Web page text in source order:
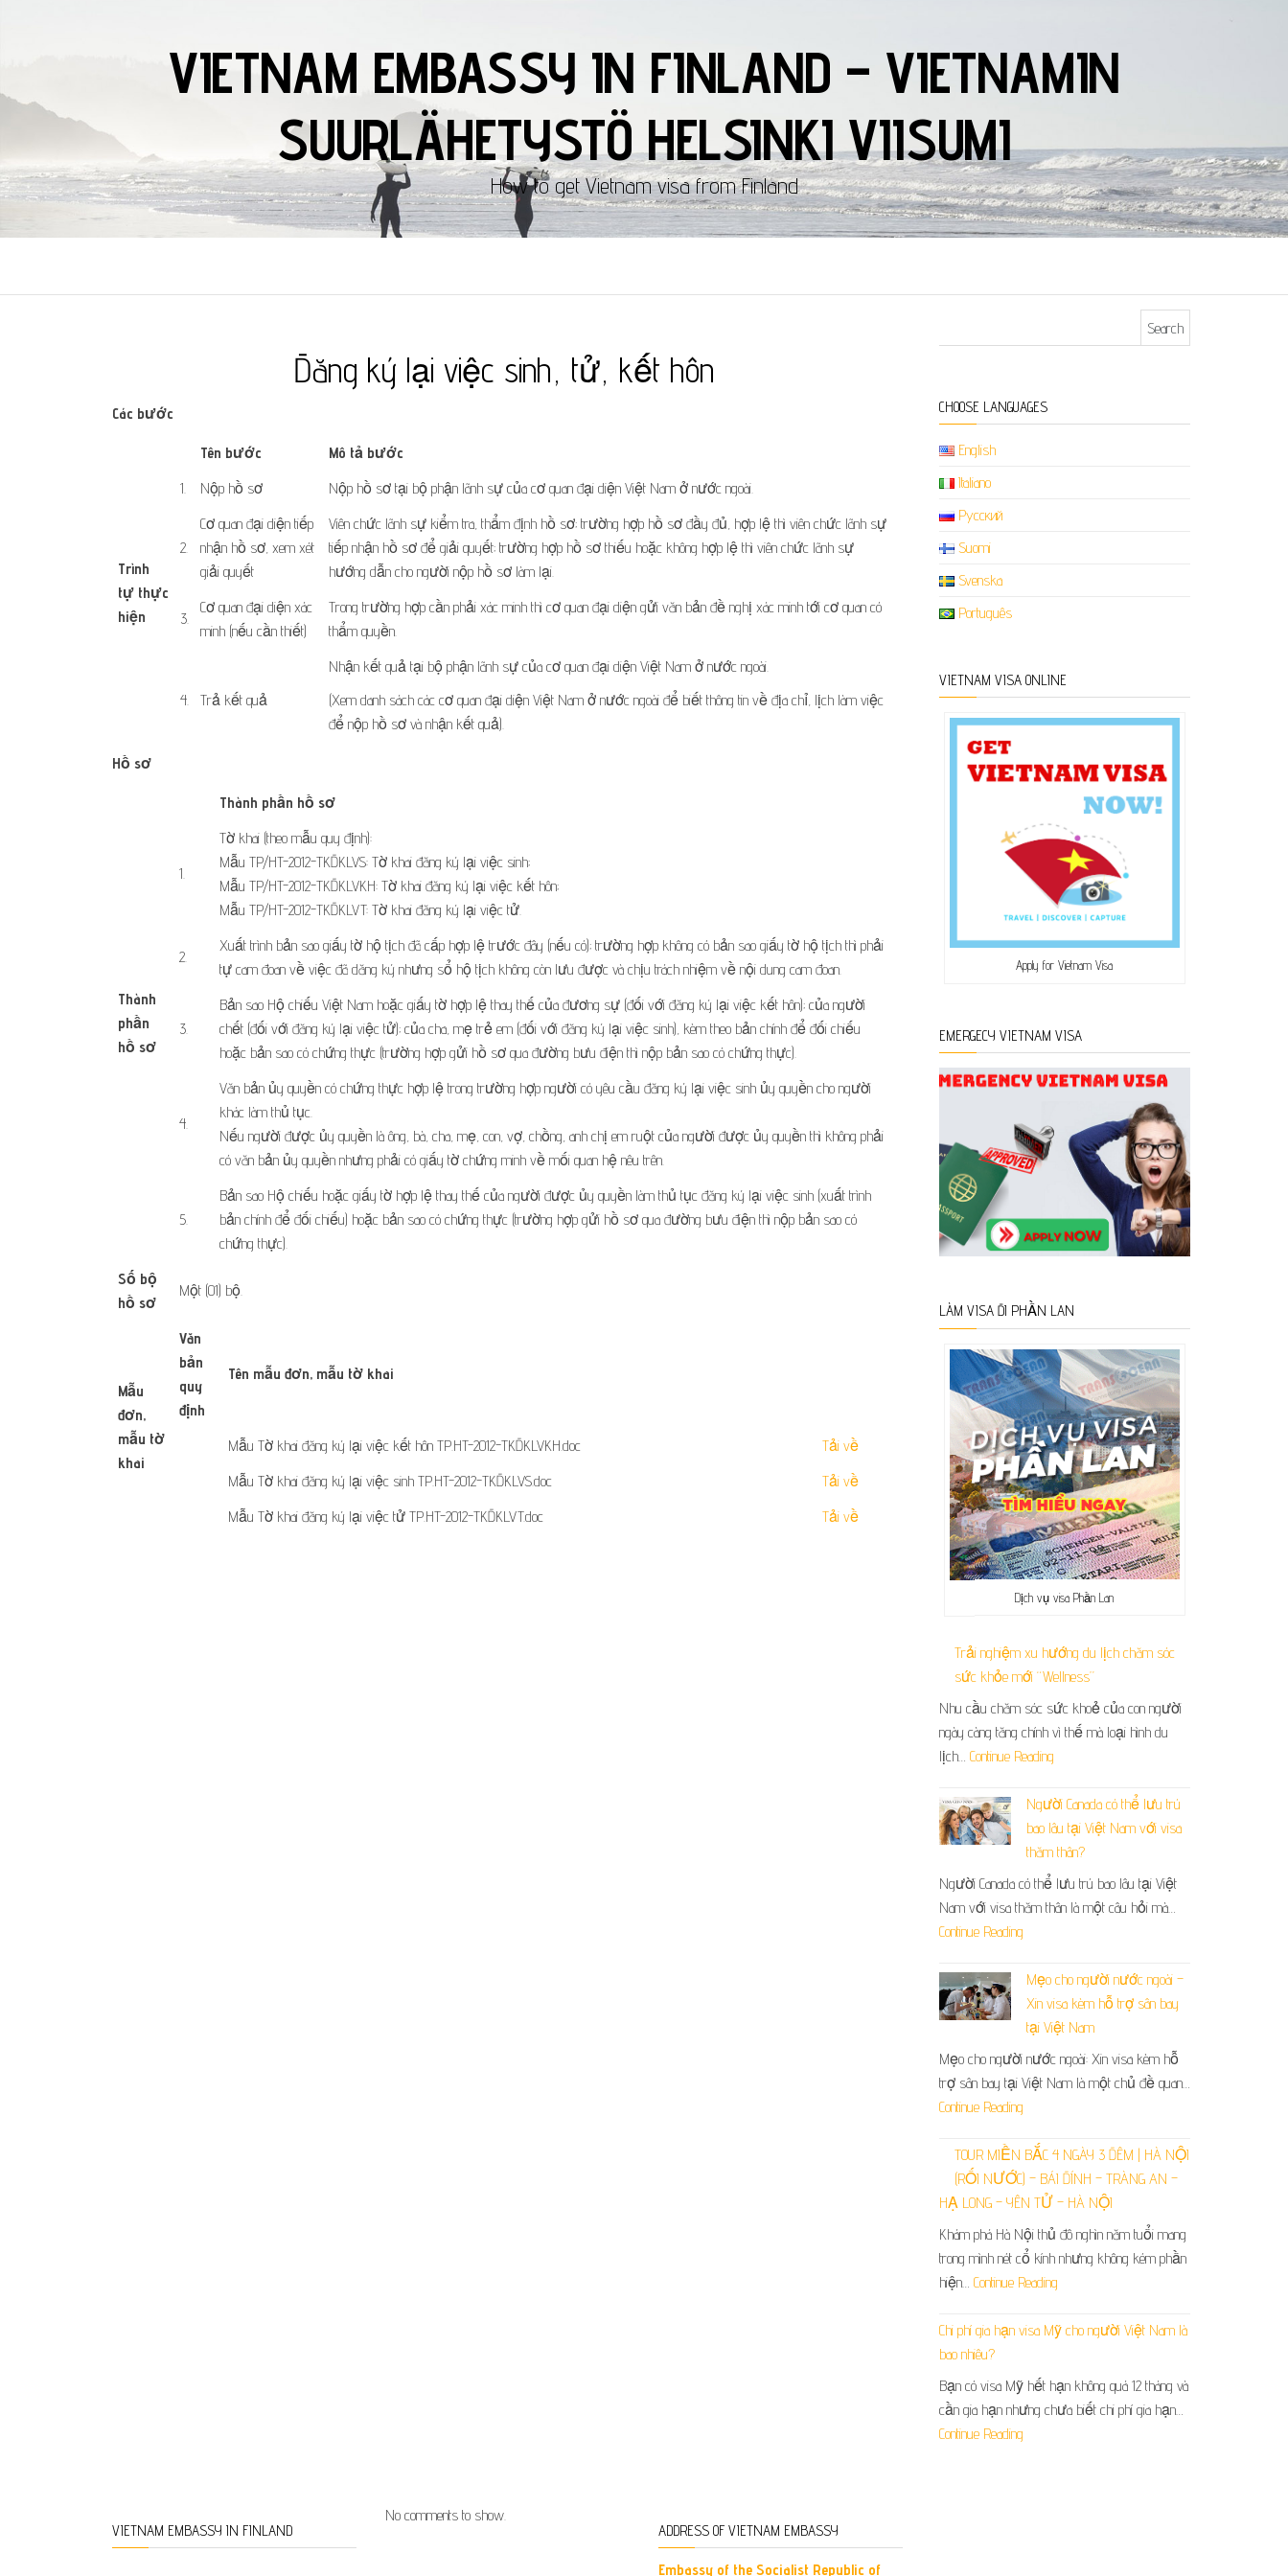
VIETNAM EMBASSY IN FINLAND – VIETNAMIN
SUURLÄHETYSTÖ HELSINKI VIISUMI
How to get Vietnam visa from Finland
Đăng ký lại việc sinh, tử, kết hôn
Các bước
Trình
tự thực
hiện
​Tên bước
Mô tả bước
​1.
​​Nộp hồ sơ ​Nộp hồ sơ tại bộ phận lãnh sự của cơ quan đại diện Việt Nam ở nước ngoài.
​2.
Cơ quan đại diện tiếp
nhận hồ sơ, xem xét
giải quyết
Viên chức lãnh sự kiểm tra, thẩm định hồ sơ; trường hợp hồ sơ đầy đủ, hợp lệ thì viên chức lãnh sự
tiếp nhận hồ sơ để giải quyết; trường hợp hồ sơ thiếu hoặc không hợp lệ thì viên chức lãnh sự
hướng dẫn cho người nộp hồ sơ làm lại.
3.
Cơ quan đại diện xác
minh (nếu cần thiết)
Trong trường hợp cần phải xác minh thì cơ quan đại diện gửi văn bản đề nghị xác minh tới cơ quan có
thẩm quyền.
​4. ​Trả kết quả
​Nhận kết quả tại bộ phận lãnh sự của cơ quan đại diện Việt Nam ở nước ngoài.
(Xem danh sách các cơ quan đại diện Việt Nam ở nước ngoài để biết thông tin về địa chỉ, lịch làm việc
để nộp hồ sơ và nhận kết quả).
Hồ sơ
Thành
phần
hồ sơ
​Thành phần hồ sơ
​1.
Tờ khai (theo mẫu quy định):
Mẫu TP/HT-2012-TKĐKLVS: Tờ khai đăng ký lại việc sinh;
Mẫu TP/HT-2012-TKĐKLVKH: Tờ khai đăng ký lại việc kết hôn;
Mẫu TP/HT-2012-TKĐKLVT: Tờ khai đăng ký lại việc tử.
​2.
Xuất trình bản sao giấy tờ hộ tịch đã cấp hợp lệ trước đây (nếu có); trường hợp không có bản sao giấy tờ hộ tịch thì phải
tự cam đoan về việc đã dăng ký nhưng sổ hộ tịch không còn lưu được và chịu trách nhiệm về nội dung cam đoan.
​3.
Bản sao Hộ chiếu Việt Nam hoặc giấy tờ hợp lệ thay thế của đương sự (đối với đăng ký lại việc kết hôn); của người
chết (đối với đăng ký lại việc tử); của cha, mẹ trẻ em (đối với đăng ký lại việc sinh), kèm theo bản chính để đối chiếu
hoặc bản sao có chứng thực (trường hợp gửi hồ sơ qua đường bưu điện thì nộp bản sao có chứng thực).
​4.
Văn bản ủy quyền có chứng thực hợp lệ trong trường hợp người có yêu cầu đăng ký lại việc sinh ủy quyền cho người
khác làm thủ tục.
Nếu người được ủy quyền là ông, bà, cha, mẹ, con, vợ, chồng, anh chị em ruột của người được ủy quyền thì không phải
có văn bản ủy quyền nhưng phải có giấy tờ chứng minh về mối quan hệ nêu trên.
​5.
Bản sao Hộ chiếu hoặc giấy tờ hợp lệ thay thế của người được ủy quyền làm thủ tục đăng ký lại việc sinh (xuất trình
bản chính để đối chiếu) hoặc bản sao có chứng thực (trường hợp gửi hồ sơ qua đường bưu điện thì nộp bản sao có
chứng thực).
Số bộ
hồ sơ
Một (01) bộ.
Mẫu
đơn,
mẫu tờ
khai
​Văn
bản
quy
định
Tên mẫu đơn, mẫu tờ khai
Mẫu Tờ khai đăng ký lại việc kết hôn TP.HT-2012-TKĐKLVKH.doc
Tải về
Mẫu Tờ khai đăng ký lại việc sinh TP.HT-2012-TKĐKLVS.doc​
Tải về
Mẫu Tờ khai đăng ký lại việc tử TP.HT-2012-TKĐKLVT.doc​
Tải về
CHOOSE LANGUAGES
English
Italiano
Русский
Suomi
Svenska
Português
VIETNAM VISA ONLINE
Apply for Vietnam Visa
EMERGECY VIETNAM VISA
LÀM VISA ĐI PHẦN LAN
Dịch vụ visa Phần Lan
Trải nghiệm xu hướng du lịch chăm sóc
sức khỏe mới “Wellness”
Nhu cầu chăm sóc sức khoẻ của con người
ngày càng tăng chính vì thế mà loại hình du
lịch… Continue Reading
Người Canada có thể lưu trú
bao lâu tại Việt Nam với visa
thăm thân?
Người Canada có thể lưu trú bao lâu tại Việt
Nam với visa thăm thân là một câu hỏi mà…
Continue Reading
Mẹo cho người nước ngoài –
Xin visa kèm hỗ trợ sân bay
tại Việt Nam
Mẹo cho người nước ngoài: Xin visa kèm hỗ
trợ sân bay tại Việt Nam là một chủ đề quan…
Continue Reading
TOUR MIỀN BẮC 4 NGÀY 3 ĐÊM | HÀ NỘI
(RỐI NƯỚC) – BÁI ĐÍNH – TRÀNG AN –
HẠ LONG – YÊN TỬ – HÀ NỘI
Khám phá Hà Nội thủ đô nghìn năm tuổi mang
trong mình nét cổ kính nhưng không kém phần
hiện… Continue Reading
Chi phí gia hạn visa Mỹ cho người Việt Nam là
bao nhiêu?
Bạn có visa Mỹ hết hạn không quá 12 tháng và
cần gia hạn nhưng chưa biết chi phí gia hạn…
Continue Reading
VIETNAM EMBASSY IN FINLAND
No comments to show.
ADDRESS OF VIETNAM EMBASSY
Embassy of the Socialist Republic of